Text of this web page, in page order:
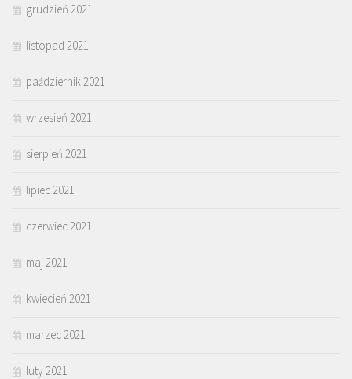
grudzień 2021
listopad 2021
październik 2021
wrzesień 2021
sierpień 2021
lipiec 2021
czerwiec 2021
maj 2021
kwiecień 2021
marzec 2021
luty 2021